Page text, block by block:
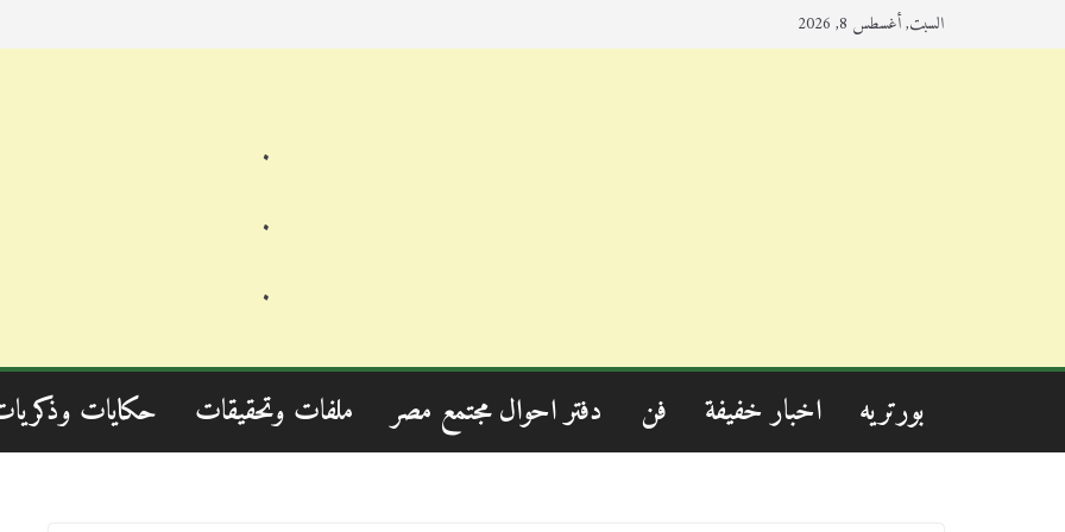
السبت, أغسطس 8, 2026
.
.
.
بورتريه اخبار خفيفة فن دفتر احوال مجتمع مصر ملفات وتحقيقات حكايات